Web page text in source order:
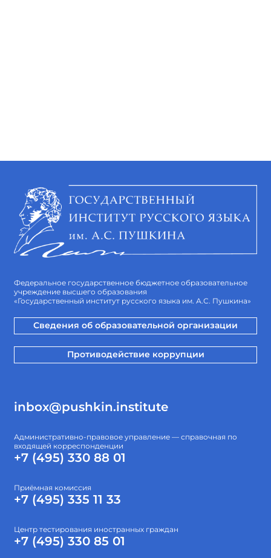
Федеральное государственное бюджетное образовательное
учреждение высшего образования
«Государственный институт русского языка им. А.С. Пушкина»
Сведения об образовательной организации
Противодействие коррупции
inbox@pushkin.institute
Административно-правовое управление — справочная по
входящей корреспонденции
+7 (495) 330 88 01
Приёмная комиссия
+7 (495) 335 11 33
Центр тестирования иностранных граждан
+7 (495) 330 85 01